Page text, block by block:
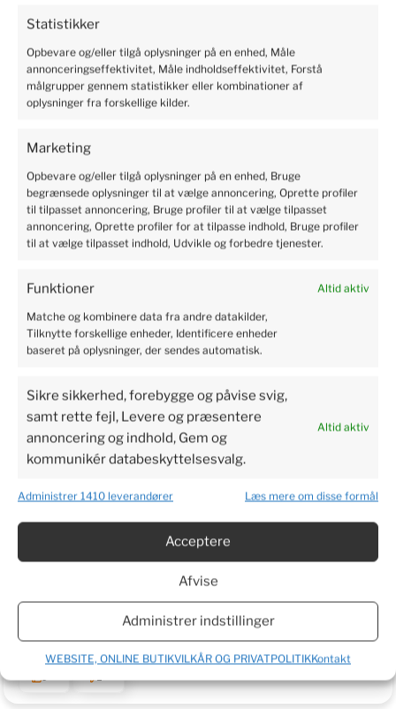
Statistikker
Opbevare og/eller tilgå oplysninger på en enhed, Måle
annonceringseffektivitet, Måle indholdseffektivitet, Forstå
målgrupper gennem statistikker eller kombinationer af
oplysninger fra forskellige kilder.
Marketing
Opbevare og/eller tilgå oplysninger på en enhed, Bruge
begrænsede oplysninger til at vælge annoncering, Oprette profiler
til tilpasset annoncering, Bruge profiler til at vælge tilpasset
annoncering, Oprette profiler for at tilpasse indhold, Bruge profiler
til at vælge tilpasset indhold, Udvikle og forbedre tjenester.
Funktioner Altid aktiv
Matche og kombinere data fra andre datakilder,
Tilknytte forskellige enheder, Identificere enheder
baseret på oplysninger, der sendes automatisk.
Sikre sikkerhed, forebygge og påvise svig,
samt rette fejl, Levere og præsentere
annoncering og indhold, Gem og
kommunikér databeskyttelsesvalg.
Altid aktiv
Administrer 1410 leverandører Læs mere om disse formål
Acceptere
Afvise
Administrer indstillinger
WEBSITE, ONLINE BUTIKVILKÅR OG PRIVATPOLITIKKontakt
Marianne
5
2024-06-10
19
6
Kristian verified
happy. Rapid delivery of products. The package was safe
and sound. There is no need to worry. Excellent protection
of the parcel.
2024-06-04
verified
5
2024-06-03
I am very excited to get the plants so I can make a real
2024-06-03
5
2